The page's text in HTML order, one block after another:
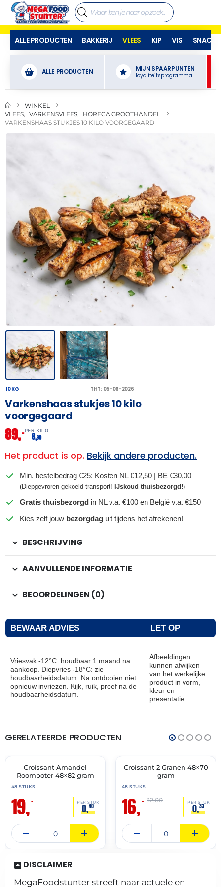
ALLE PRODUCTEN BAKKERIJ VLEES KIP VIS SNACKS
ALLE PRODUCTEN MIJN SPAARPUNTEN
loyaliteitsprogramma
WINKEL
VLEES
VARKENSVLEES
HORECA GROOTHANDEL
VARKENSHAAS STUKJES 10 KILO VOORGEGAARD
10 KG THT: 05-06-2026
Varkenshaas stukjes 10 kilo
voorgegaard
89,– PER KILO
8,90
Het product is op. Bekijk andere producten.
Min. bestelbedrag €25: Kosten NL €12,50 | BE €30,00
(Diepgevroren gekoeld transport! IJskoud thuisbezorgd!)
Gratis thuisbezorgd in NL v.a. €100 en België v.a. €150
Kies zelf jouw bezorgdag uit tijdens het afrekenen!
BESCHRIJVING
AANVULLENDE INFORMATIE
BEOORDELINGEN (0)
BEWAAR ADVIES LET OP
Vriesvak -12°C: houdbaar 1 maand na
aankoop. Diepvries -18°C: zie
houdbaarheidsdatum. Na ontdooien niet
opnieuw invriezen. Kijk, ruik, proef na de
houdbaarheidsdatum.
Afbeeldingen
kunnen afwijken
van het werkelijke
product in vorm,
kleur en
presentatie.
GERELATEERDE PRODUCTEN
🔥 OP=OP
THT:
30-
Croissant Amandel
Roomboter 48×82 gram
48 STUKS
19,– PER STUK
0,40
🔥 OP=OP
Croissant 2 Granen 48×70
gram
48 STUKS
16,– PER STUK
0,33
32,00
DISCLAIMER
MegaFoodstunter streeft naar actuele en